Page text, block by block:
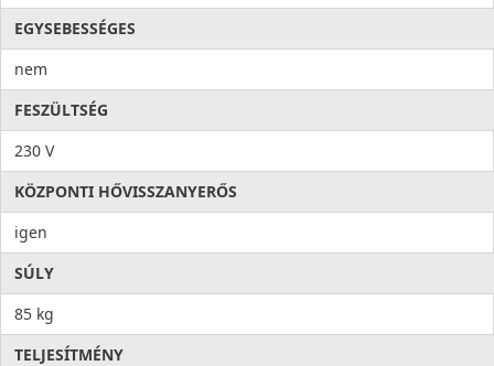
EGYSEBESSÉGES
nem
FESZÜLTSÉG
230 V
KÖZPONTI HŐVISSZANYERŐS
igen
SÚLY
85 kg
TELJESÍTMÉNY